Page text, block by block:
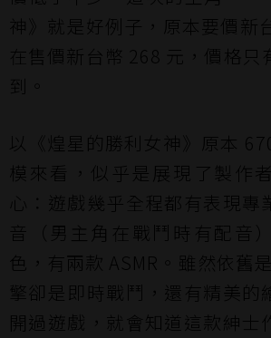
神》就是好例子，原本要價新
在售價新台幣 268 元，價格只
到。
以《煌星的勝利女神》原本
模來看，似乎是展現了製作
心：遊戲幾乎全程都有表現專
音（男主角在戰鬥時有配音
色，有兩款 ASMR。雖然依舊
擎卻是即時戰鬥，還有精美的
開過遊戲，就會知道這款紳士